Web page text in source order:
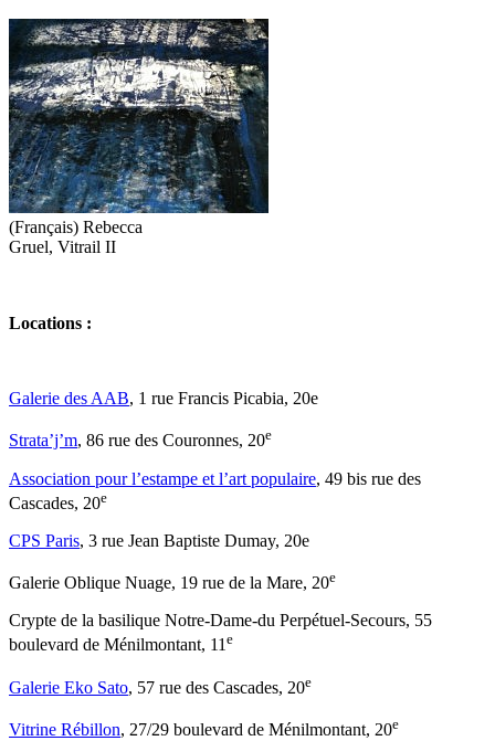
(Français) Rebecca
Gruel, Vitrail II
Locations :
Galerie des AAB, 1 rue Francis Picabia, 20e
Strata’j’m, 86 rue des Couronnes, 20e
Association pour l’estampe et l’art populaire, 49 bis rue des
Cascades, 20e
CPS Paris, 3 rue Jean Baptiste Dumay, 20e
Galerie Oblique Nuage, 19 rue de la Mare, 20e
Crypte de la basilique Notre-Dame-du Perpétuel-Secours, 55
boulevard de Ménilmontant, 11e
Galerie Eko Sato, 57 rue des Cascades, 20e
Vitrine Rébillon, 27/29 boulevard de Ménilmontant, 20e